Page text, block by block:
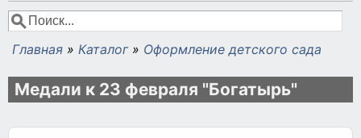
Форма поиска
Поиск
Вы здесь
Главная » Каталог » Оформление детского сада
Медали к 23 февраля "Богатырь"